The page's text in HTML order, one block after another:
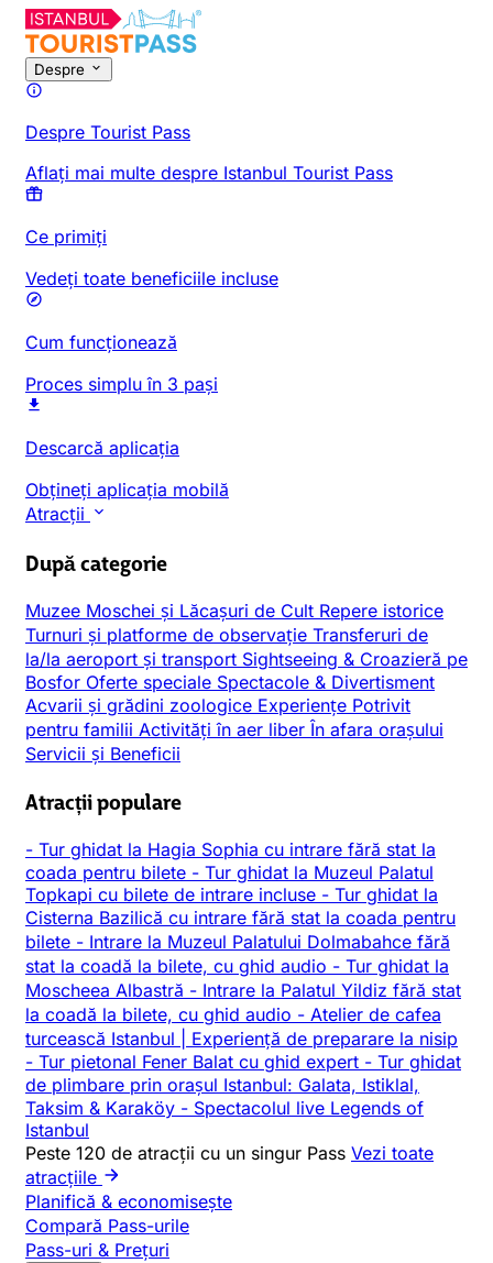
Despre
Despre Tourist Pass
Aflați mai multe despre Istanbul Tourist Pass
Ce primiți
Vedeți toate beneficiile incluse
Cum funcționează
Proces simplu în 3 pași
Descarcă aplicația
Obțineți aplicația mobilă
Atracții
După categorie
Muzee Moschei și Lăcașuri de Cult Repere istorice
Turnuri și platforme de observație Transferuri de
la/la aeroport și transport Sightseeing & Croazieră pe
Bosfor Oferte speciale Spectacole & Divertisment
Acvarii și grădini zoologice Experiențe Potrivit
pentru familii Activități în aer liberÎn afara orașului
Servicii și Beneficii
Atracții populare
- Tur ghidat la Hagia Sophia cu intrare fără stat la
coada pentru bilete - Tur ghidat la Muzeul Palatul
Topkapi cu bilete de intrare incluse - Tur ghidat la
Cisterna Bazilică cu intrare fără stat la coada pentru
bilete - Intrare la Muzeul Palatului Dolmabahce fără
stat la coadă la bilete, cu ghid audio - Tur ghidat la
Moscheea Albastră - Intrare la Palatul Yildiz fără stat
la coadă la bilete, cu ghid audio - Atelier de cafea
turcească Istanbul | Experiență de preparare la nisip
- Tur pietonal Fener Balat cu ghid expert - Tur ghidat
de plimbare prin orașul Istanbul: Galata, Istiklal,
Taksim & Karaköy - Spectacolul live Legends of
Istanbul
Peste 120 de atracții cu un singur Pass Vezi toate
atracțiile
Planifică & economisește
Compară Pass-urile
Pass-uri & Prețuri